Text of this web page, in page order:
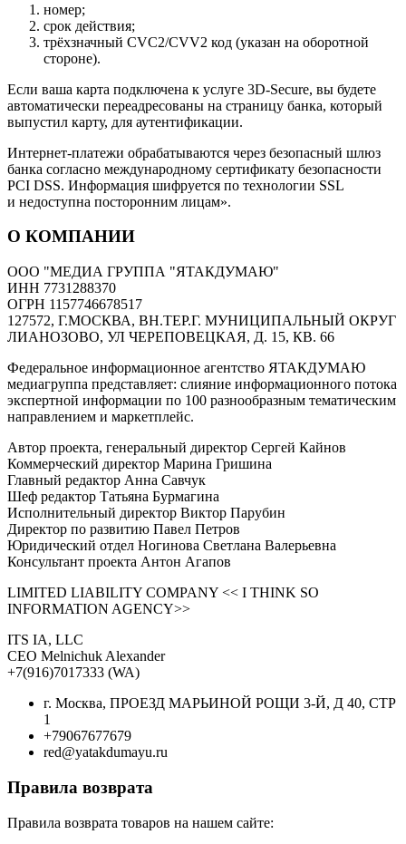
номер;
срок действия;
трёхзначный CVC2/CVV2 код (указан на оборотной
стороне).
Если ваша карта подключена к услуге 3D-Secure, вы будете
автоматически переадресованы на страницу банка, который
выпустил карту, для аутентификации.
Интернет-платежи обрабатываются через безопасный шлюз
банка согласно международному сертификату безопасности
PCI DSS. Информация шифруется по технологии SSL
и недоступна посторонним лицам».
О КОМПАНИИ
ООО "МЕДИА ГРУППА "ЯТАКДУМАЮ"
ИНН 7731288370
ОГРН 1157746678517
127572, Г.МОСКВА, ВН.ТЕР.Г. МУНИЦИПАЛЬНЫЙ ОКРУГ
ЛИАНОЗОВО, УЛ ЧЕРЕПОВЕЦКАЯ, Д. 15, КВ. 66
Федеральное информационное агентство ЯТАКДУМАЮ
медиагруппа представляет: слияние информационного потока
экспертной информации по 100 разнообразным тематическим
направлением и маркетплейс.
Автор проекта, генеральный директор Сергей Кайнов
Коммерческий директор Марина Гришина
Главный редактор Анна Савчук
Шеф редактор Татьяна Бурмагина
Исполнительный директор Виктор Парубин
Директор по развитию Павел Петров
Юридический отдел Ногинова Светлана Валерьевна
Консультант проекта Антон Агапов
LIMITED LIABILITY COMPANY << I THINK SO
INFORMATION AGENCY>>
ITS IA, LLC
CEO Melnichuk Alexander
+7(916)7017333 (WA)
г. Москва, ПРОЕЗД МАРЬИНОЙ РОЩИ 3-Й, Д 40, СТР
1
+79067677679
red@yatakdumayu.ru
Правила возврата
Правила возврата товаров на нашем сайте: